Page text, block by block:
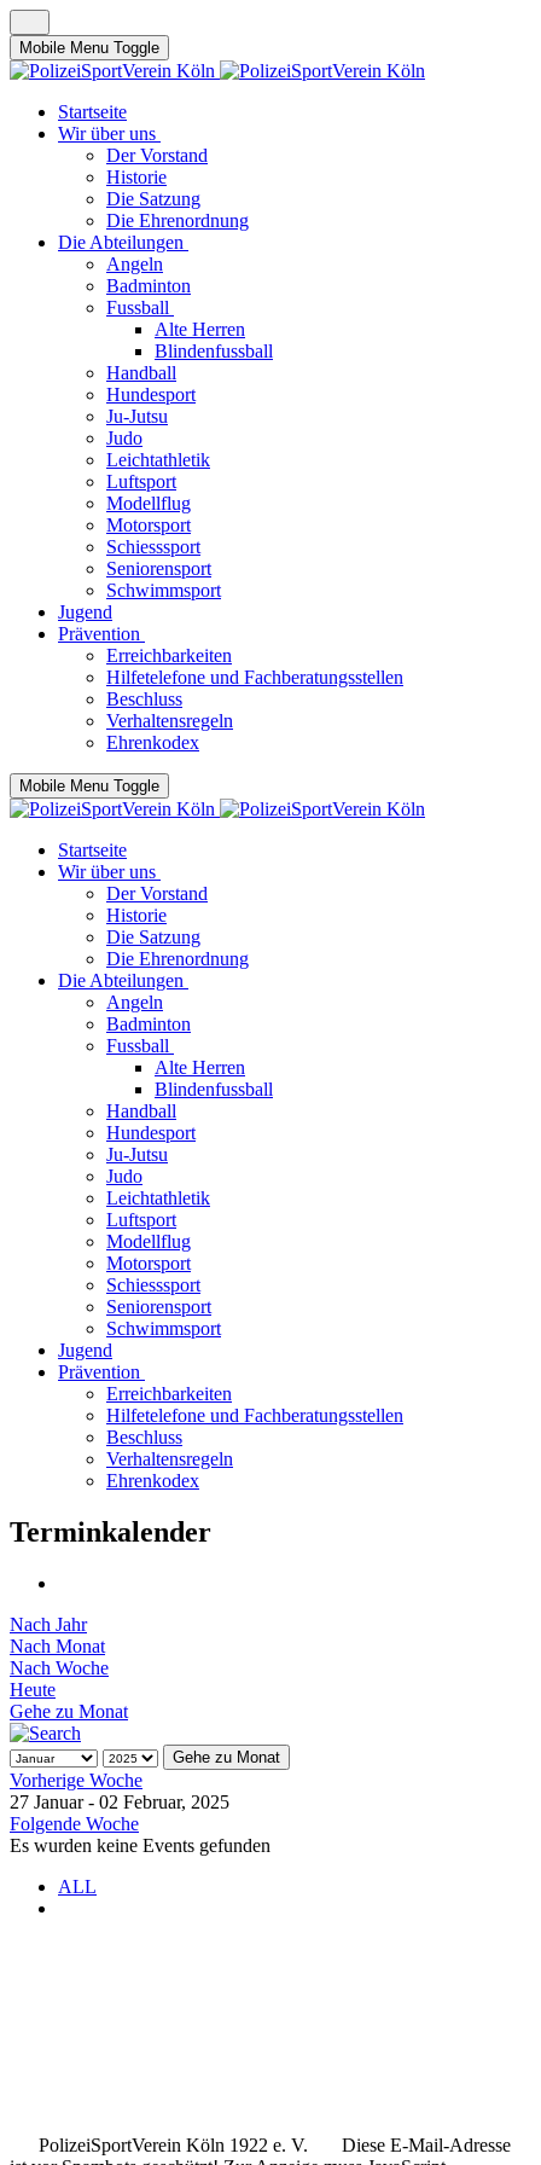
Mobile Menu Toggle
Startseite
Wir über uns
Der Vorstand
Historie
Die Satzung
Die Ehrenordnung
Die Abteilungen
Angeln
Badminton
Fussball
Alte Herren
Blindenfussball
Handball
Hundesport
Ju-Jutsu
Judo
Leichtathletik
Luftsport
Modellflug
Motorsport
Schiesssport
Seniorensport
Schwimmsport
Jugend
Prävention
Erreichbarkeiten
Hilfetelefone und Fachberatungsstellen
Beschluss
Verhaltensregeln
Ehrenkodex
Mobile Menu Toggle
Startseite
Wir über uns
Der Vorstand
Historie
Die Satzung
Die Ehrenordnung
Die Abteilungen
Angeln
Badminton
Fussball
Alte Herren
Blindenfussball
Handball
Hundesport
Ju-Jutsu
Judo
Leichtathletik
Luftsport
Modellflug
Motorsport
Schiesssport
Seniorensport
Schwimmsport
Jugend
Prävention
Erreichbarkeiten
Hilfetelefone und Fachberatungsstellen
Beschluss
Verhaltensregeln
Ehrenkodex
Terminkalender
Nach Jahr
Nach Monat
Nach Woche
Heute
Gehe zu Monat
Gehe zu Monat
Vorherige Woche
27 Januar - 02 Februar, 2025
Folgende Woche
Es wurden keine Events gefunden
ALL
PolizeiSportVerein Köln 1922 e. V.
Diese E-Mail-Adresse